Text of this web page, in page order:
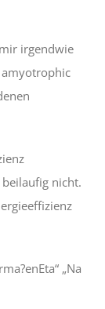
irgendwie
nicht.
„Na